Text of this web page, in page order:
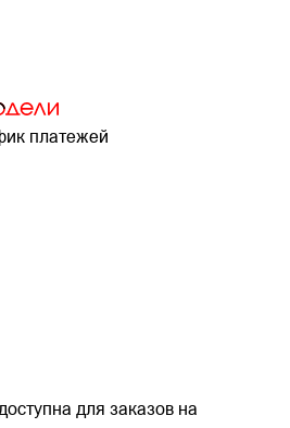
платежей
для заказов на